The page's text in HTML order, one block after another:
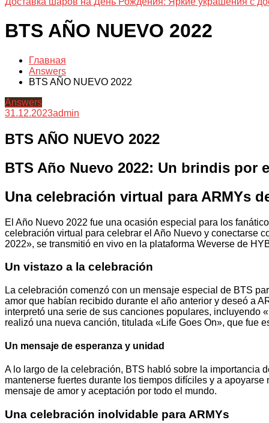
BTS AÑO NUEVO 2022
Главная
Answers
BTS AÑO NUEVO 2022
Answers
31.12.2023admin
BTS AÑO NUEVO 2022
BTS Año Nuevo 2022: Un brindis por
Una celebración virtual para ARMYs
El Año Nuevo 2022 fue una ocasión especial para los
celebración virtual para celebrar el Año Nuevo y conectarse
2022», se transmitió en vivo en la plataforma Weverse de
Un vistazo a la celebración
La celebración comenzó con un mensaje especial de BTS
amor que habían recibido durante el año anterior y deseó a
interpretó una serie de sus canciones populares, incluyendo
realizó una nueva canción, titulada «Life Goes On», que fue
Un mensaje de esperanza y unidad
A lo largo de la celebración, BTS habló sobre la importancia
mantenerse fuertes durante los tiempos difíciles y a
mensaje de amor y aceptación por todo el mundo.
Una celebración inolvidable para ARMYs